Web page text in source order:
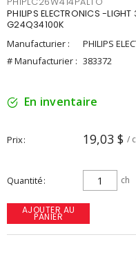
PHILIPS ELECTRONICS -
G24Q34100K
Manufacturier :
PHILIPS
# Manufacturier : 383372
En inventaire
Prix 19,03 $ /
Quantité ch
AJOUTER AU
PANIER